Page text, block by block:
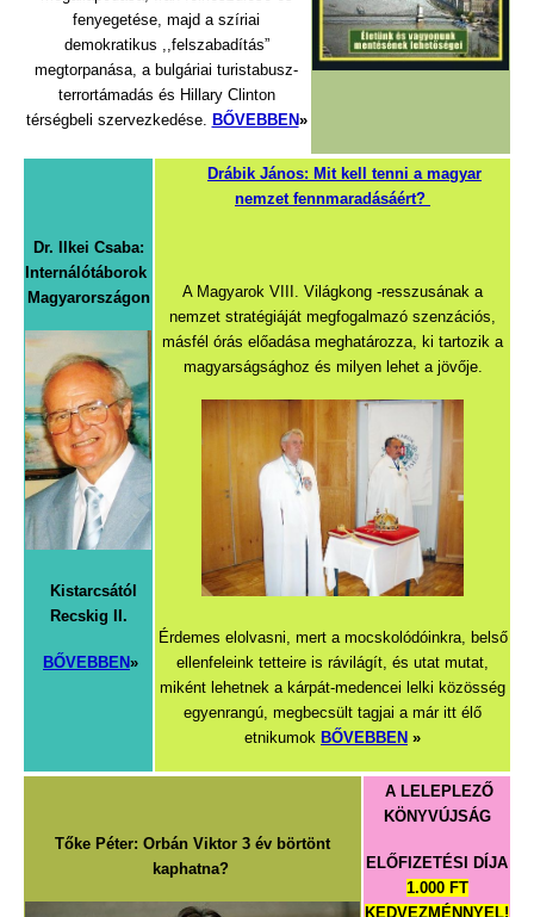
fenyegetése, majd a szíriai
demokratikus ,,felszabadítás”
megtorpanása, a bulgáriai turistabusz-
terrortámadás és Hillary Clinton
térségbeli szervezkedése. BŐVEBBEN»
Dr. Ilkei Csaba:
Internálótáborok
Magyarországon
Kistarcsától
Recskig II.
BŐVEBBEN»
Drábik János: Mit kell tenni a magyar
nemzet fennmaradásáért?
A Magyarok VIII. Világkong -resszusának a
nemzet stratégiáját megfogalmazó szenzációs,
másfél órás előadása meghatározza, ki tartozik a
magyarságsághoz és milyen lehet a jövője.
Érdemes elolvasni, mert a mocskolódóinkra, belső
ellenfeleink tetteire is rávilágít, és utat mutat,
miként lehetnek a kárpát-medencei lelki közösség
egyenrangú, megbecsült tagjai a már itt élő
etnikumok BŐVEBBEN »
Tőke Péter: Orbán Viktor 3 év börtönt
kaphatna?
A LELEPLEZŐ
KÖNYVÚJSÁG
ELŐFIZETÉSI DÍJA
1.000 FT
KEDVEZMÉNNYEL!